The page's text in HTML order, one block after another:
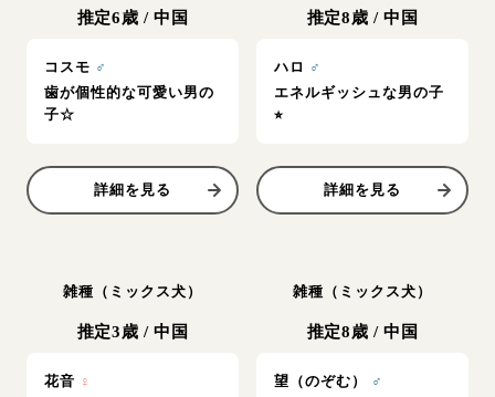
推定6歳 / 中国
コスモ ♂
歯が個性的な可愛い男の
子☆
詳細を見る
推定8歳 / 中国
ハロ ♂
エネルギッシュな男の子
⭐︎
詳細を見る
雑種（ミックス犬）
推定3歳 / 中国
花音 ♀
雑種（ミックス犬）
推定8歳 / 中国
望（のぞむ）
♂